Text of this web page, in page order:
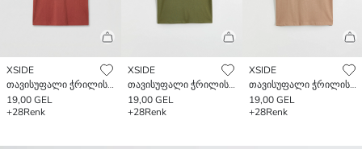
XSIDE
თავისუფალი ჭრილის ძირითადი სქელი მაისური
19,00 GEL
+28Renk
XSIDE
თავისუფალი ჭრილის ძირითადი სქელი მაისური
19,00 GEL
+28Renk
XSIDE
თავისუფალი ჭრილის ძირითადი სქელი მაისური
19,00 GEL
+28Renk